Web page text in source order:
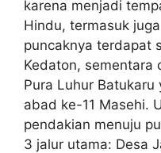
karena menjadi
Hindu, termasuk
puncaknya terdapat
Kedaton, sementara
Pura Luhur
abad ke-11 Masehi.
pendakian menuju
3 jalur utama: Desa